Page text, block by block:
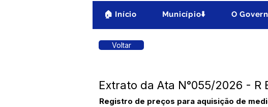
🏠 Início Município⬇️ O
Voltar
Extrato da Ata N°055/2026 - R
Registro de preços para aquisição de